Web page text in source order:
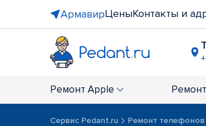
АрмавирЦеныКонтакты и
Ремонт Apple Ремонт
Сервис Pedant.ru Ремонт телефонов